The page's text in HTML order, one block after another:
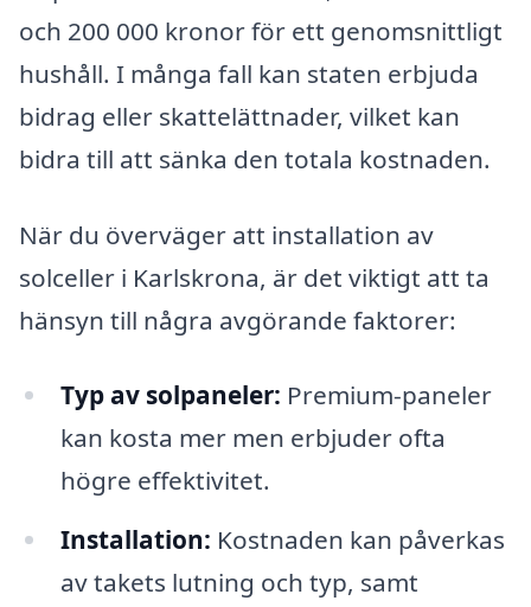
och 200 000 kronor för ett genomsnittligt
hushåll. I många fall kan staten erbjuda
bidrag eller skattelättnader, vilket kan
bidra till att sänka den totala kostnaden.
När du överväger att installation av
solceller i Karlskrona, är det viktigt att ta
hänsyn till några avgörande faktorer:
Typ av solpaneler: Premium-paneler
kan kosta mer men erbjuder ofta
högre effektivitet.
Installation: Kostnaden kan påverkas
av takets lutning och typ, samt